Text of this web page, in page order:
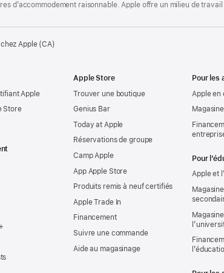
d’accommodement raisonnable. Apple offre un milieu de
Apple (CA)
Apple
Store
Apple Store
Trouver une boutique
Genius Bar
Today at Apple
Réservations de groupe
Camp Apple
App Apple Store
Produits remis à neuf certifiés
Apple Trade In
Financement
Suivre une commande
Aide au magasinage
Pour les
Apple en
Pour
Apple et